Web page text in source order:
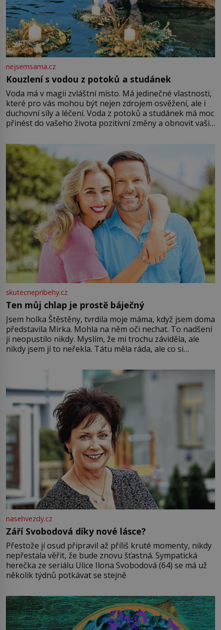
nejsemsama.cz
Kouzlení s vodou z potoků a studánek
Voda má v magii zvláštní místo. Má jedinečné vlastnosti,
které pro vás mohou být nejen zdrojem osvěžení, ale i
duchovní síly a léčení. Voda z potoků a studánek má moc
přinést do vašeho života pozitivní změny a obnovit vaši
můžete obohatit své rituály a přinést do svého života
větší harmonii a klid. Je důležité
skutecnepribehy.cz
Ten můj chlap je prostě báječný
Jsem holka Štěstěny, tvrdila moje máma, když jsem doma
představila Mirka. Mohla na něm oči nechat. To nadšení
ji neopustilo nikdy. Myslím, že mi trochu záviděla, ale
nikdy jsem jí to neřekla. Tátu měla ráda, ale co si
Jsme spolu moc rádi Tehdy byla jiná doba, když
nasehvezdy.cz
Září Svobodová díky nové lásce?
Přestože jí osud připravil až příliš kruté momenty, nikdy
nepřestala věřit, že bude znovu šťastná. Sympatická
herečka ze seriálu Ulice Ilona Svobodová (64) se má už
několik týdnů potkávat se stejně